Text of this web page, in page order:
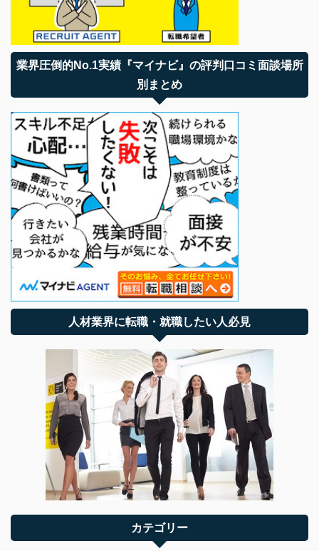
業界圧倒的No.1実績『マイナビ』の評判口コミ面談場所
別まとめ
人材業界に転職・就職したい人必見
カテゴリー